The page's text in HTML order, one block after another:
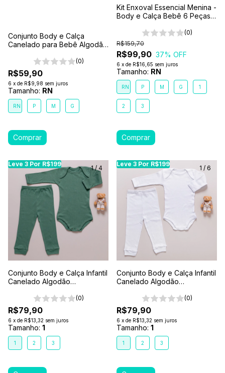
Conjunto Body e Calça
Canelado para Bebê Algodão
(0)
R$59,90
6 x de R$9,98 sem juros
Tamanho: RN
RN P M G
Kit Enxoval Essencial Menina -
Body e Calça Bebê 6 Peças
(0)
R$99,90
R$159,70
37% OFF
6 x de R$16,65 sem juros
Tamanho: RN
RN P M G 1
2 3
Leve 3 Por R$199
Leve 3 Por R$199 Leve 3 Por R$199 Leve
1/4
Conjunto Body e Calça Infantil
Canelado Algodão
Floresta
(0)
R$79,90
6 x de R$13,32 sem juros
Tamanho: 1
1 2 3
Leve 3 Por R$199
Leve 3 Por R$199
1 / 6
Conjunto Body e Calça Infantil
Canelado Algodão
(0)
R$79,90
6 x de R$13,32 sem juros
Tamanho: 1
1 2 3